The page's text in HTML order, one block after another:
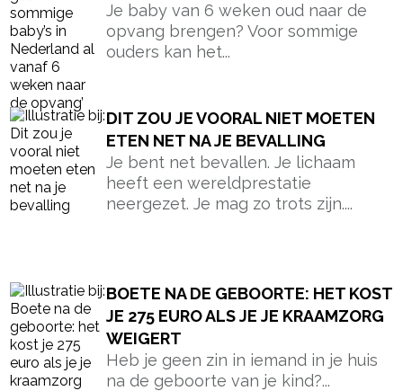
Je baby van 6 weken oud naar de
opvang brengen? Voor sommige
ouders kan het...
DIT ZOU JE VOORAL NIET MOETEN
ETEN NET NA JE BEVALLING
Je bent net bevallen. Je lichaam
heeft een wereldprestatie
neergezet. Je mag zo trots zijn....
BOETE NA DE GEBOORTE: HET KOST
JE 275 EURO ALS JE JE KRAAMZORG
WEIGERT
Heb je geen zin in iemand in je huis
na de geboorte van je kind?...